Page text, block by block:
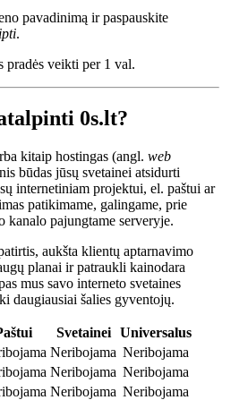
pavadinimą ir paspauskite
.
pradės veikti per 1 val.
0s.lt?
kitaip hostingas (angl. web
būdas jūsų svetainei atsidurti
internetiniam projektui, el. paštui ar
patikimame, galingame, prie
kanalo pajungtame serveryje.
aukšta klientų aptarnavimo
planai ir patraukli kainodara
mus savo interneto svetaines
daugiausiai šalies gyventojų.
Svetainei
Universalus
Neribojama Neribojama
Neribojama Neribojama
Neribojama Neribojama